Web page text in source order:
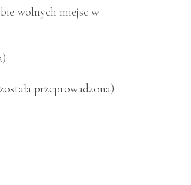
wolnych miejsc w
przeprowadzona)